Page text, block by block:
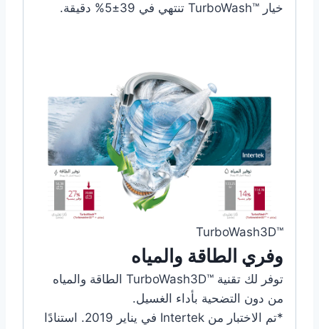
خيار TurboWash™‎ تنتهي في 39±5% دقيقة.
TurboWash3D™‎
وفري الطاقة والمياه
توفر لك تقنية TurboWash3D™‎ الطاقة والمياه
من دون التضحية بأداء الغسيل.
*تم الاختبار من Intertek في يناير 2019. استنادًا